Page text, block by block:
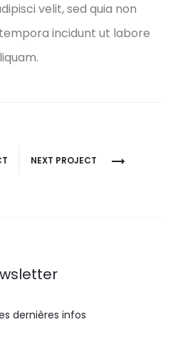
velit, sed quia non
incidunt ut labore
NEXT PROJECT
dernières infos